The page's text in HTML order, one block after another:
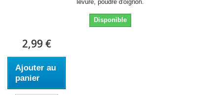
levure, poudre d'oignon.
Disponible
2,99 €
Ajouter au
panier